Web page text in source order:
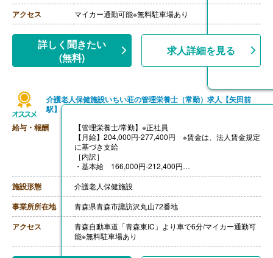
アクセス マイカー通勤可能※無料駐車場あり
詳しく聞きたい
(無料)
求人詳細を見る
介護老人保健施設いちい荘の管理栄養士（常勤）求人【矢田前
駅】
給与・報酬
【管理栄養士/常勤】※正社員
【月給】204,000円-277,400円 ※賃金は、法人賃金規定
に基づき支給
［内訳］
・基本給 166,000円-212,400円
・職種手当 35,000円
・処遇改善手当 3,000円-30,000円
［その他手当］
・家族手当 配偶者15,000円、子（3人まで）4,500円/
人
【賞与】年2回（計1.80ヶ月分）※前年度実績
【通勤手当】あり（上限8,000円/月）
【昇給】あり（1月あたり0.00％-6.40％）※前年度実績
施設形態 介護老人保健施設
事業所所在地 青森県青森市諏訪沢丸山72番地
アクセス
青森自動車道「青森東IC」より車で6分/マイカー通勤可
能※無料駐車場あり